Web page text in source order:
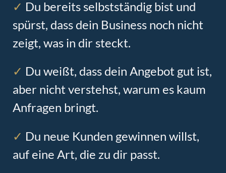
✓ Du bereits selbstständig bist und
spürst, dass dein Business noch nicht
zeigt, was in dir steckt.
✓ Du weißt, dass dein Angebot gut ist,
aber nicht verstehst, warum es kaum
Anfragen bringt.
✓ Du neue Kunden gewinnen willst,
auf eine Art, die zu dir passt.